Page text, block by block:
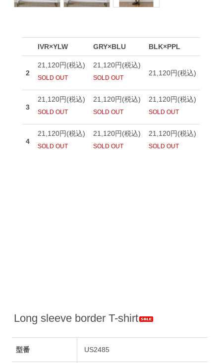
Long sleeve border T-shirt
型番 US2485